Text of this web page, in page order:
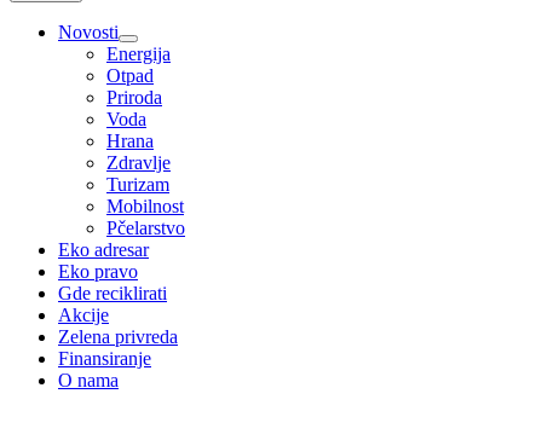
Novosti
Energija
Otpad
Priroda
Voda
Hrana
Zdravlje
Turizam
Mobilnost
Pčelarstvo
Eko adresar
Eko pravo
Gde reciklirati
Akcije
Zelena privreda
Finansiranje
O nama